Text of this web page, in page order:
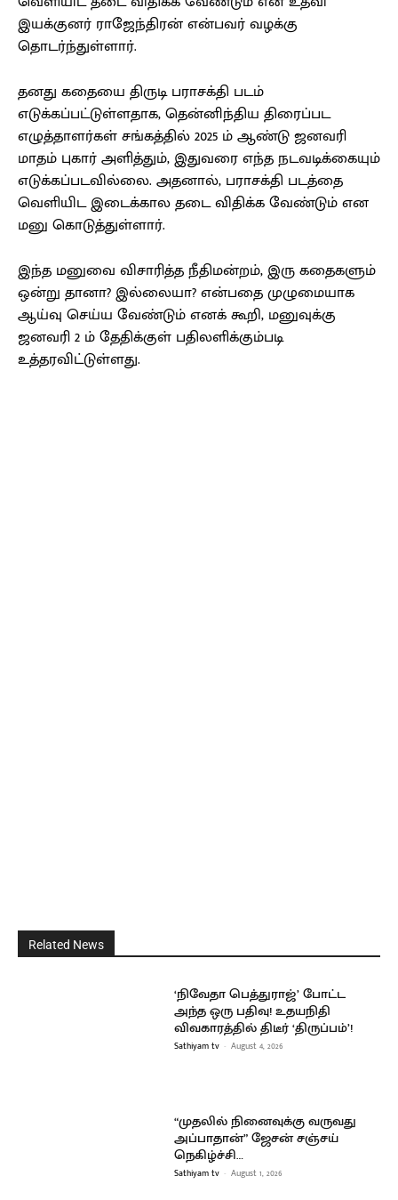
இயக்குனர் ராஜேந்திரன் என்பவர் வழக்கு
தொடர்ந்துள்ளார்.
தனது கதையை திருடி பராசக்தி படம்
எடுக்கப்பட்டுள்ளதாக, தென்னிந்திய திரைப்பட
எழுத்தாளர்கள் சங்கத்தில் 2025 ம் ஆண்டு ஜனவரி
மாதம் புகார் அளித்தும், இதுவரை எந்த நடவடிக்கையும்
எடுக்கப்படவில்லை. அதனால், பராசக்தி படத்தை
வெளியிட இடைக்கால தடை விதிக்க வேண்டும் என
மனு கொடுத்துள்ளார்.
இந்த மனுவை விசாரித்த நீதிமன்றம், இரு கதைகளும்
ஒன்று தானா? இல்லையா? என்பதை முழுமையாக
ஆய்வு செய்ய வேண்டும் எனக் கூறி, மனுவுக்கு
ஜனவரி 2 ம் தேதிக்குள் பதிலளிக்கும்படி
உத்தரவிட்டுள்ளது.
Related News
‘நிவேதா பெத்துராஜ்’ போட்ட
அந்த ஒரு பதிவு! உதயநிதி
விவகாரத்தில் திடீர் ‘திருப்பம்’!
Sathiyam tv - August 4, 2026
“முதலில் நினைவுக்கு வருவது
அப்பாதான்” ஜேசன் சஞ்சய்
நெகிழ்ச்சி…
Sathiyam tv - August 1, 2026